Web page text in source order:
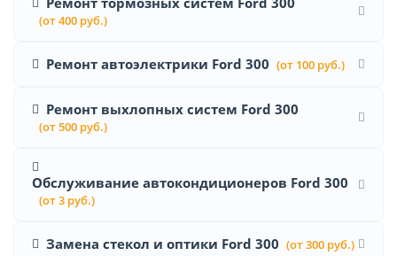
(от 400 руб.)
Ремонт автоэлектрики Ford 300 (от 100 руб.)
Ремонт выхлопных систем Ford 300
(от 500 руб.)
Обслуживание автокондиционеров Ford 300
(от 3 руб.)
Замена стекол и оптики Ford 300 (от 300 руб.)